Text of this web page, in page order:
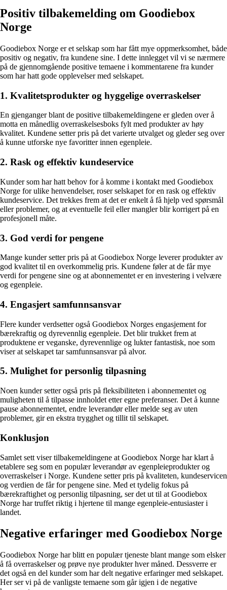
Positiv tilbakemelding om Goodiebox
Norge
Goodiebox Norge er et selskap som har fått mye oppmerksomhet, både
positiv og negativ, fra kundene sine. I dette innlegget vil vi se nærmere
på de gjennomgående positive temaene i kommentarene fra kunder
som har hatt gode opplevelser med selskapet.
1. Kvalitetsprodukter og hyggelige overraskelser
En gjenganger blant de positive tilbakemeldingene er gleden over å
motta en månedlig overraskelsesboks fylt med produkter av høy
kvalitet. Kundene setter pris på det varierte utvalget og gleder seg over
å kunne utforske nye favoritter innen egenpleie.
2. Rask og effektiv kundeservice
Kunder som har hatt behov for å komme i kontakt med Goodiebox
Norge for ulike henvendelser, roser selskapet for en rask og effektiv
kundeservice. Det trekkes frem at det er enkelt å få hjelp ved spørsmål
eller problemer, og at eventuelle feil eller mangler blir korrigert på en
profesjonell måte.
3. God verdi for pengene
Mange kunder setter pris på at Goodiebox Norge leverer produkter av
god kvalitet til en overkommelig pris. Kundene føler at de får mye
verdi for pengene sine og at abonnementet er en investering i velvære
og egenpleie.
4. Engasjert samfunnsansvar
Flere kunder verdsetter også Goodiebox Norges engasjement for
bærekraftig og dyrevennlig egenpleie. Det blir trukket frem at
produktene er veganske, dyrevennlige og lukter fantastisk, noe som
viser at selskapet tar samfunnsansvar på alvor.
5. Mulighet for personlig tilpasning
Noen kunder setter også pris på fleksibiliteten i abonnementet og
muligheten til å tilpasse innholdet etter egne preferanser. Det å kunne
pause abonnementet, endre leverandør eller melde seg av uten
problemer, gir en ekstra trygghet og tillit til selskapet.
Konklusjon
Samlet sett viser tilbakemeldingene at Goodiebox Norge har klart å
etablere seg som en populær leverandør av egenpleieprodukter og
overraskelser i Norge. Kundene setter pris på kvaliteten, kundeservicen
og verdien de får for pengene sine. Med et tydelig fokus på
bærekraftighet og personlig tilpasning, ser det ut til at Goodiebox
Norge har truffet riktig i hjertene til mange egenpleie-entusiaster i
landet.
Negative erfaringer med Goodiebox Norge
Goodiebox Norge har blitt en populær tjeneste blant mange som elsker
å få overraskelser og prøve nye produkter hver måned. Dessverre er
det også en del kunder som har delt negative erfaringer med selskapet.
Her ser vi på de vanligste temaene som går igjen i de negative